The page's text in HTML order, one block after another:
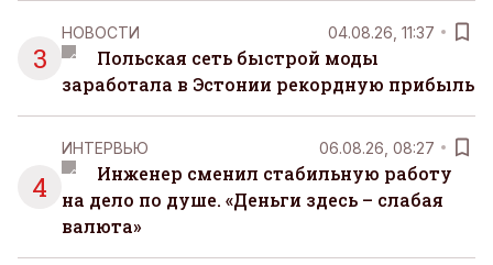
3
НОВОСТИ 04.08.26, 11:37
Польская сеть быстрой моды
заработала в Эстонии рекордную прибыль
4
ИНТЕРВЬЮ 06.08.26, 08:27
Инженер сменил стабильную работу
на дело по душе. «Деньги здесь – слабая
валюта»